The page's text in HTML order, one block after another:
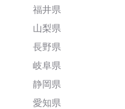
福井県
山梨県
長野県
岐阜県
静岡県
愛知県